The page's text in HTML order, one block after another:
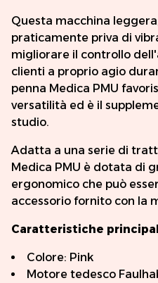
Questa macchina
praticamente priva di
migliorare il controllo
clienti a proprio agio
penna Medica PMU
versatilità ed è il
studio.
Adatta a una serie di
Medica PMU è dotata di
ergonomico che può
accessorio fornito con la
Caratteristiche
Colore: Pink
Motore tedesco